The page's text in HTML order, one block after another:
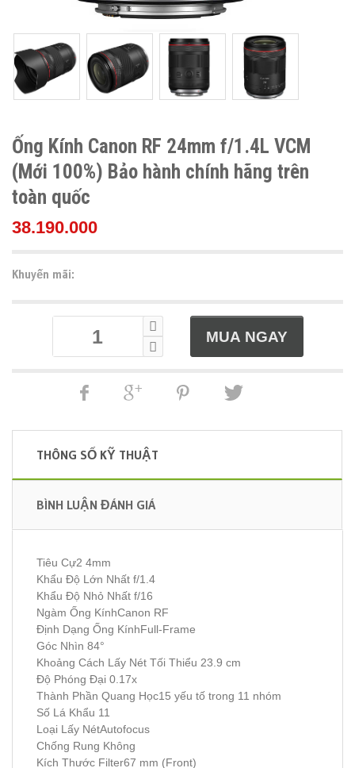
Ống Kính Canon RF 24mm f/1.4L VCM
(Mới 100%) Bảo hành chính hãng trên
toàn quốc
38.190.000
Khuyến mãi:
THÔNG SỐ KỸ THUẬT
BÌNH LUẬN ĐÁNH GIÁ
Tiêu Cự2 4mm
Khẩu Độ Lớn Nhất f/1.4
Khẩu Độ Nhỏ Nhất f/16
Ngàm Ống KínhCanon RF
Định Dạng Ống KínhFull-Frame
Góc Nhìn 84°
Khoảng Cách Lấy Nét Tối Thiểu 23.9 cm
Độ Phóng Đại 0.17x
Thành Phần Quang Học15 yếu tố trong 11 nhóm
Số Lá Khẩu 11
Loại Lấy NétAutofocus
Chống Rung Không
Kích Thước Filter67 mm (Front)